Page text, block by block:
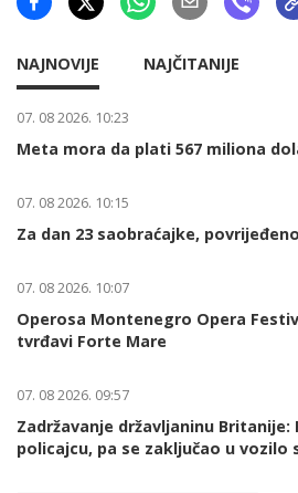
NAJNOVIJE NAJČITANIJE
07. 08 2026. 10:23
Meta mora da plati 567 miliona
07. 08 2026. 10:15
Za dan 23 saobraćajke,
07. 08 2026. 10:07
Operosa Montenegro Opera
tvrđavi Forte Mare
07. 08 2026. 09:57
Zadržavanje državljaninu
policajcu, pa se zaključao u vozilo